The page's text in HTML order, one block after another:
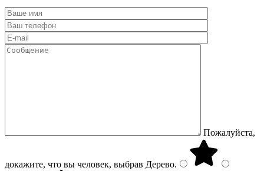
Пожалуйста,
докажите, что вы человек, выбрав Дерево.